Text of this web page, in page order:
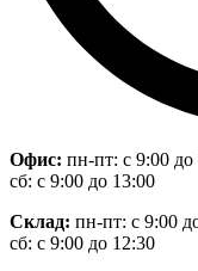
Офис: пн-пт: с 9:00 до
сб: с 9:00 до 13:00
Склад: пн-пт: с 9:00
сб: с 9:00 до 12:30